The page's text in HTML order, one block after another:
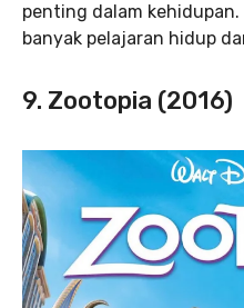
penting dalam
banyak pelajaran hidup
9. Zootopia (2016)